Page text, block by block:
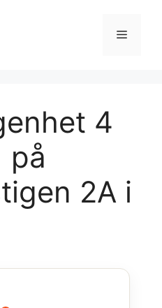
Meny
4
på
2A i